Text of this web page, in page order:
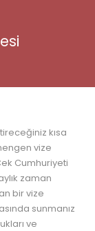
kısa
vize
Cumhuriyeti
zaman
bir vize
sunmanız
ve